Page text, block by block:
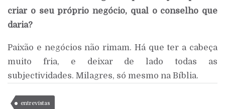
criar o seu próprio negócio, qual o conselho que
daria?
Paixão e negócios não rimam. Há que ter a cabeça
muito fria, e deixar de lado todas as
subjectividades. Milagres, só mesmo na Bíblia.
entrevistas